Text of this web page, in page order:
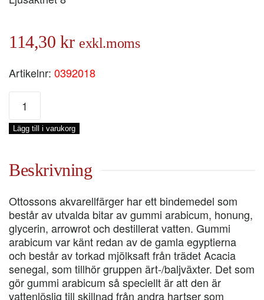
114,30kr exkl.moms
Artikelnr: 0392018
AKVARELLFÄRG
VISMUT
VANADATE
GUL,
ML
mängd
Lägg till i varukorg
Beskrivning
Ottossons akvarellfärger har ett bindemedel som
består av utvalda bitar av gummi arabicum, honung,
glycerin, arrowrot och destillerat vatten. Gummi
arabicum var känt redan av de gamla egyptierna
och består av torkad mjölksaft från trädet Acacia
senegal, som tillhör gruppen ärt-/baljväxter. Det som
gör gummi arabicum så speciellt är att den är
vattenlöslig till skillnad från andra hartser som